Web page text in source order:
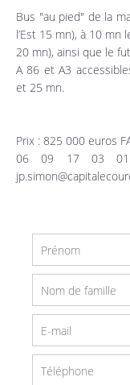
Bus "au pied" de la
l’Est 15 mn), à 10 mn
20 mn), ainsi que le
A 86 et A3
et 25 mn.
Prix : 825 000 euros
06 09 17 03